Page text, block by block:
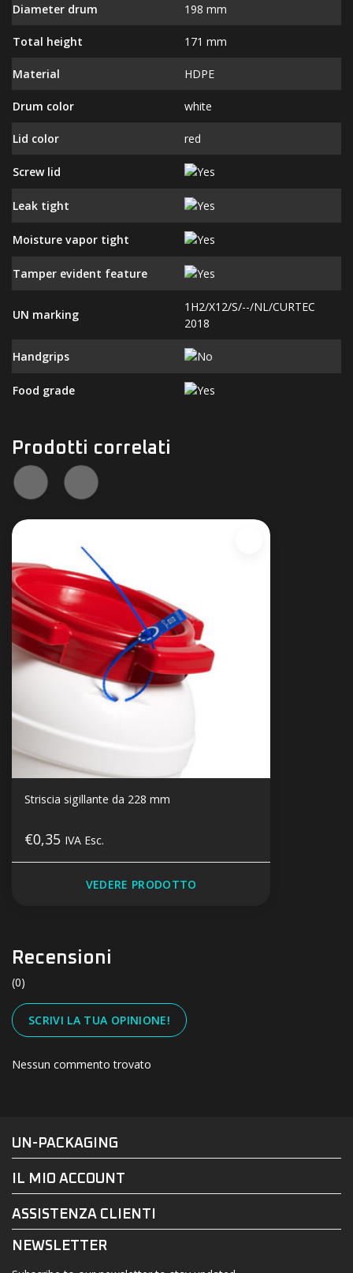
Diameter drum 198 mm
Total height 171 mm
Material HDPE
Drum color white
Lid color red
Screw lid
Leak tight
Moisture vapor tight
Tamper evident feature
UN marking
1H2/X12/S/--/NL/CURTEC
2018
Handgrips
Food grade
Prodotti correlati
Striscia sigillante da 228 mm
€0,35 IVA Esc.
VEDERE PRODOTTO
Recensioni
(0)
SCRIVI LA TUA OPINIONE!
Nessun commento trovato
FACEBOOK
UN-PACKAGING
IL MIO ACCOUNT
ASSISTENZA CLIENTI
NEWSLETTER